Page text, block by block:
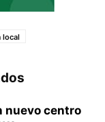
local
nuevo centro